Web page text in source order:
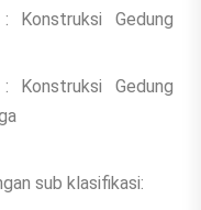
Gedung
Gedung
s​​ub klasifikasi:​